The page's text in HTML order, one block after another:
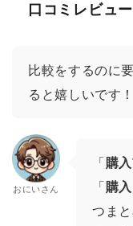
口コミレビュ
比較をするのに
ると嬉しいです！
おにいさん
「購
「購
つま